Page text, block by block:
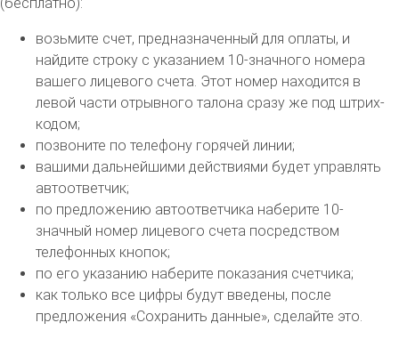
возьмите счет, предназначенный для оплаты, и
найдите строку с указанием 10-значного номера
вашего лицевого счета. Этот номер находится в
левой части отрывного талона сразу же под штрих-
кодом;
позвоните по телефону горячей линии;
вашими дальнейшими действиями будет управлять
автоответчик;
по предложению автоответчика наберите 10-
значный номер лицевого счета посредством
телефонных кнопок;
по его указанию наберите показания счетчика;
как только все цифры будут введены, после
предложения «Сохранить данные», сделайте это.